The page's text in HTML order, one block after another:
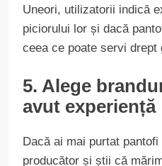
Uneori, utilizatorii indică
piciorului lor și dacă
ceea ce poate servi drept
5. Alege
avut experiență
Dacă ai mai purtat
producător și știi că